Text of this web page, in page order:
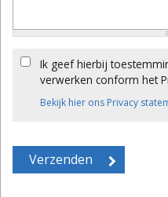
Ik geef hierbij
verwerken conform het
Bekijk hier ons Privacy